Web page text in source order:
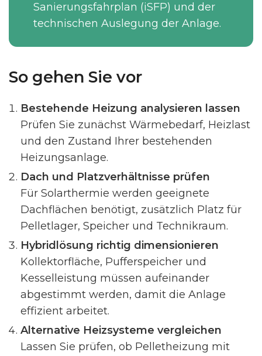
Sanierungsfahrplan (iSFP) und der
technischen Auslegung der Anlage.
So gehen Sie vor
Bestehende Heizung analysieren lassen
Prüfen Sie zunächst Wärmebedarf, Heizlast
und den Zustand Ihrer bestehenden
Heizungsanlage.
Dach und Platzverhältnisse prüfen
Für Solarthermie werden geeignete
Dachflächen benötigt, zusätzlich Platz für
Pelletlager, Speicher und Technikraum.
Hybridlösung richtig dimensionieren
Kollektorfläche, Pufferspeicher und
Kesselleistung müssen aufeinander
abgestimmt werden, damit die Anlage
effizient arbeitet.
Alternative Heizsysteme vergleichen
Lassen Sie prüfen, ob Pelletheizung mit